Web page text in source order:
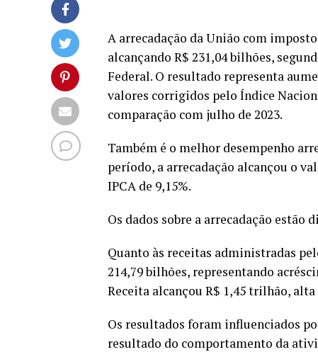
A arrecadação da União com
alcançando R$ 231,04 bilhões,
Federal. O resultado representa
valores corrigidos pelo Índice
comparação com julho de 2023.
Também é o melhor desempenho
período, a arrecadação alcançou o
IPCA de 9,15%.
Os dados sobre a arrecadação estão
Quanto às receitas administradas
214,79 bilhões, representando
Receita alcançou R$ 1,45 trilhão, alta
Os resultados foram influenciados
resultado do comportamento da